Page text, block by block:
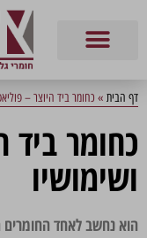
דף הבית » כחומר ביד היוצר –
כחומר ביד
ושימושיו